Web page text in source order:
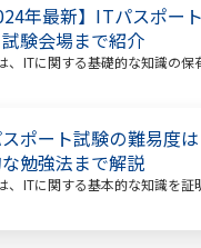
年最新】ITパスポー
験会場まで紹介
、ITに関する基礎的な知識の保
に就いている方やIT系企業で働
ポート試験の難易度
勉強法まで解説
、ITに関する基本的な知識を証
国家試験です。 ITと聞くと、専